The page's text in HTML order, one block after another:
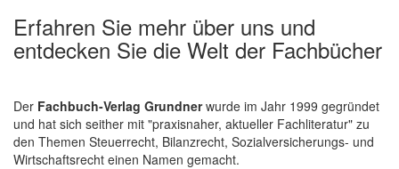
Erfahren Sie mehr über uns und
entdecken Sie die Welt der Fachbücher
Der Fachbuch-Verlag Grundnerwurde im Jahr 1999 gegründet
und hat sich seither mit "praxisnaher, aktueller Fachliteratur" zu
den Themen Steuerrecht, Bilanzrecht, Sozialversicherungs- und
Wirtschaftsrecht einen Namen gemacht.